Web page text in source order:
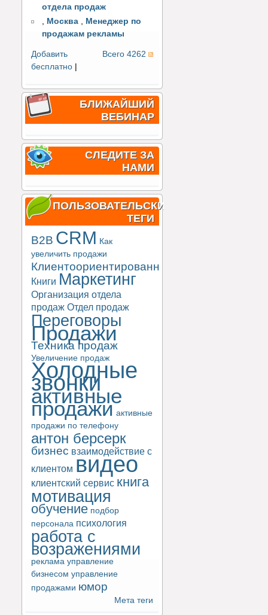
отдела продаж
, Москва , Менеджер по
продажам рекламы
Всего 4262
Добавить
бесплатно
БЛИЖАЙШИЙ
ВЕБИНАР
СЛЕДИТЕ ЗА
НАМИ
ПОЛЬЗОВАТЕЛЬСКИЕ
ТЕГИ
B2B CRM Как
увеличить продажи
Клиентоориентированность
Книги Маркетинг
Организация отдела
продаж Отдел продаж
Переговоры
Продажи
Техника продаж
Увеличение продаж
Холодные
звонки
активные
продажи активные
продажи по телефону
антон берсерк
бизнес взаимодействие с
клиентом видео
клиентский сервис книга
мотивация
обучение подбор
персонала психология
работа с
возражениями
реклама управление
бизнесом управление
продажами юмор
Мета теги